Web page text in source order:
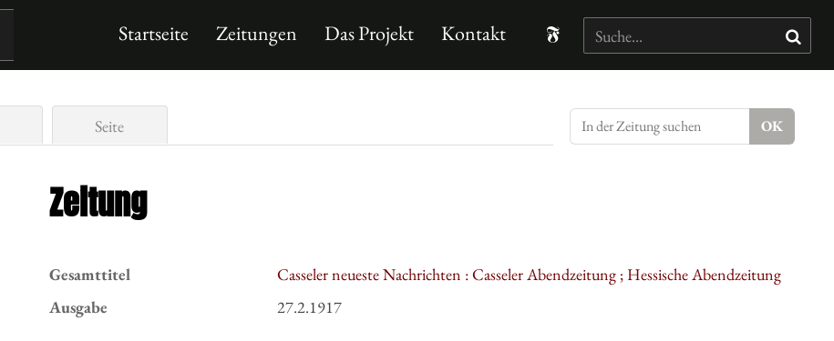
Startseite Zeitungen Das Projekt Kontakt
Seite
Zeitung
Gesamttitel
Casseler neueste Nachrichten : Casseler Abendzeitung ; Hessische Abendzeitung
Ausgabe
27.2.1917